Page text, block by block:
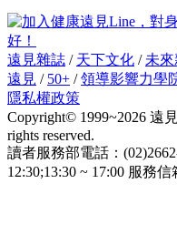
好！
遠見雜誌 / 天下文化 / 未
遠見 / 50+ /領導影響力學
隱私權政策
Copyright© 1999~2026 遠
rights reserved.
讀者服務部電話：
12:30;13:30 ~ 17:00 服務信